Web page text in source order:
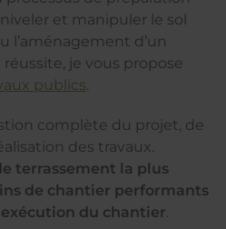
et manipuler le sol
l’aménagement d’un
je vous propose
publics.
complète du projet, de
des travaux.
terrassement la plus
de chantier performants
du chantier.